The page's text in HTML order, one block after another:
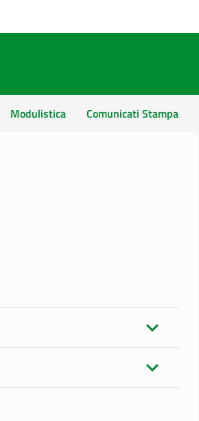
Modulistica Comunicati Stampa